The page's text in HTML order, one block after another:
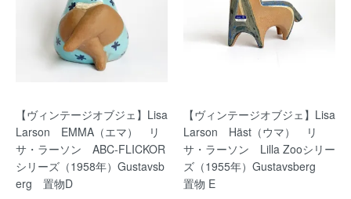
【ヴィンテージオブジェ】Lisa
Larson EMMA（エマ） リ
サ・ラーソン ABC-FLICKOR
シリーズ（1958年）Gustavsb
erg 置物D
【ヴィンテージオブジェ】Lisa
Larson Häst（ウマ） リ
サ・ラーソン Lilla Zooシリー
ズ（1955年）Gustavsberg
置物 E